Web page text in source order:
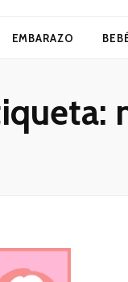
EMBARAZO